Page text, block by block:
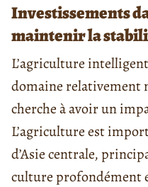
Investissements
maintenir la
L’agriculture
domaine relativement
cherche à avoir un
L’agriculture est
d’Asie centrale,
culture profondément